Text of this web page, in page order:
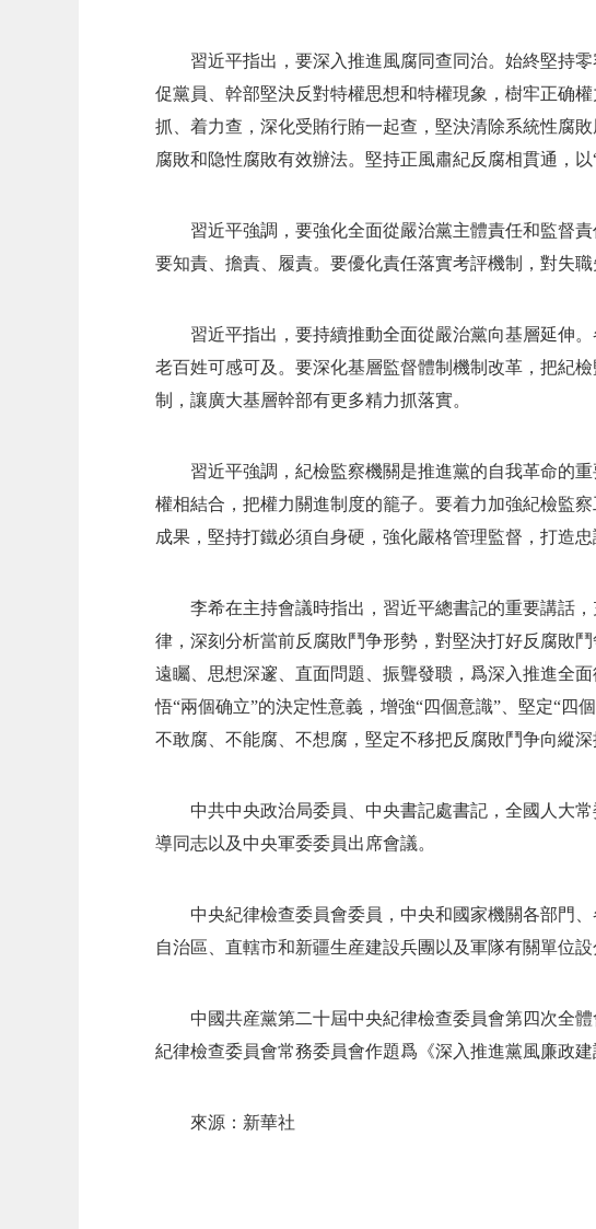
習近平指出，要深入推進風腐同查同治。始終堅持
促黨員、幹部堅決反對特權思想和特權現象，樹牢正确
抓、着力查，深化受賄行賄一起查，堅決清除系統性腐
腐敗和隐性腐敗有效辦法。堅持正風肅紀反腐相貫通，
習近平強調，要強化全面從嚴治黨主體責任和監督
要知責、擔責、履責。要優化責任落實考評機制，對失職
習近平指出，要持續推動全面從嚴治黨向基層延伸
老百姓可感可及。要深化基層監督體制機制改革，把紀
制，讓廣大基層幹部有更多精力抓落實。
習近平強調，紀檢監察機關是推進黨的自我革命的
權相結合，把權力關進制度的籠子。要着力加強紀檢監
成果，堅持打鐵必須自身硬，強化嚴格管理監督，打造
李希在主持會議時指出，習近平總書記的重要講話
律，深刻分析當前反腐敗鬥争形勢，對堅決打好反腐敗
遠矚、思想深邃、直面問題、振聾發聩，爲深入推進全
悟“兩個确立”的決定性意義，增強“四個意識”、堅定“四
不敢腐、不能腐、不想腐，堅定不移把反腐敗鬥争向縱深
中共中央政治局委員、中央書記處書記，全國人大
導同志以及中央軍委委員出席會議。
中央紀律檢查委員會委員，中央和國家機關各部門
自治區、直轄市和新疆生産建設兵團以及軍隊有關單位設
中國共産黨第二十屆中央紀律檢查委員會第四次全
紀律檢查委員會常務委員會作題爲《深入推進黨風廉政
來源：新華社